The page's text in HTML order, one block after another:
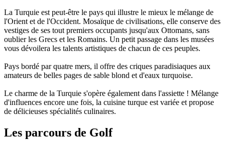
La Turquie est peut-être le pays qui illustre le mieux le mélange de
l'Orient et de l'Occident. Mosaïque de civilisations, elle conserve des
vestiges de ses tout premiers occupants jusqu'aux Ottomans, sans
oublier les Grecs et les Romains. Un petit passage dans les musées
vous dévoilera les talents artistiques de chacun de ces peuples.
Pays bordé par quatre mers, il offre des criques paradisiaques aux
amateurs de belles pages de sable blond et d'eaux turquoise.
Le charme de la Turquie s'opère également dans l'assiette ! Mélange
d'influences encore une fois, la cuisine turque est variée et propose
de délicieuses spécialités culinaires.
Les parcours de Golf